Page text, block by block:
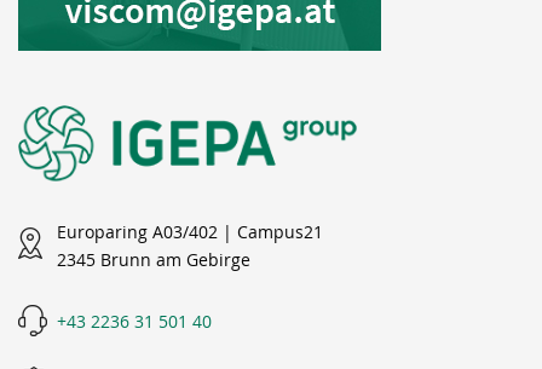
Europaring A03/402 | Campus21
2345 Brunn am Gebirge
+43 2236 31 501 40